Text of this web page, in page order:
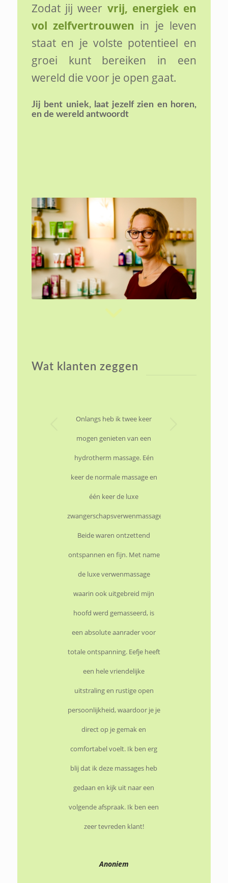
Zodat jij weer vrij, energiek en
vol zelfvertrouwen in je leven
staat en je volste potentieel en
groei kunt bereiken in een
wereld die voor je open gaat.
Jij bent uniek, laat jezelf zien en horen,
en de wereld antwoordt
Wat klanten zeggen
Onlangs heb ik twee keer
mogen genieten van een
hydrotherm massage. Eén
keer de normale massage en
één keer de luxe
zwangerschapsverwenmassage.
Beide waren ontzettend
ontspannen en fijn. Met name
de luxe verwenmassage
waarin ook uitgebreid mijn
hoofd werd gemasseerd, is
een absolute aanrader voor
totale ontspanning. Eefje heeft
een hele vriendelijke
uitstraling en rustige open
persoonlijkheid, waardoor je je
direct op je gemak en
comfortabel voelt. Ik ben erg
blij dat ik deze massages heb
gedaan en kijk uit naar een
volgende afspraak. Ik ben een
zeer tevreden klant!
Anoniem
Volgende